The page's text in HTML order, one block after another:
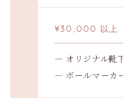
¥30,000 以上
— オリジナル靴
— ボールマーカ